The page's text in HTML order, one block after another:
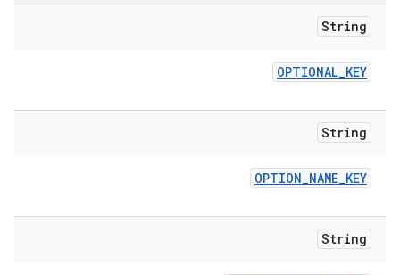
String
OPTIONAL_KEY
String
OPTION_NAME_KEY
String